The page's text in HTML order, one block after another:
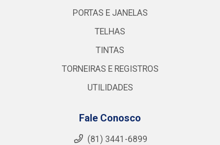
PORTAS E JANELAS
TELHAS
TINTAS
TORNEIRAS E REGISTROS
UTILIDADES
Fale Conosco
(81) 3441-6899